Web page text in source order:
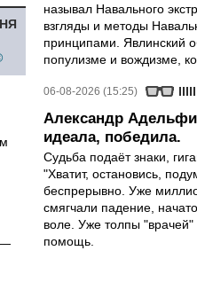
—
называл Навального
взгляды и методы
принципами. Явлинский
популизме и вождизме,
06-08-2026 (15:25)
Александр
идеала, победила.
Судьба подаёт знаки,
"Хватит, остановись,
беспрерывно. Уже
смягчали падение,
воле. Уже толпы
помощь.